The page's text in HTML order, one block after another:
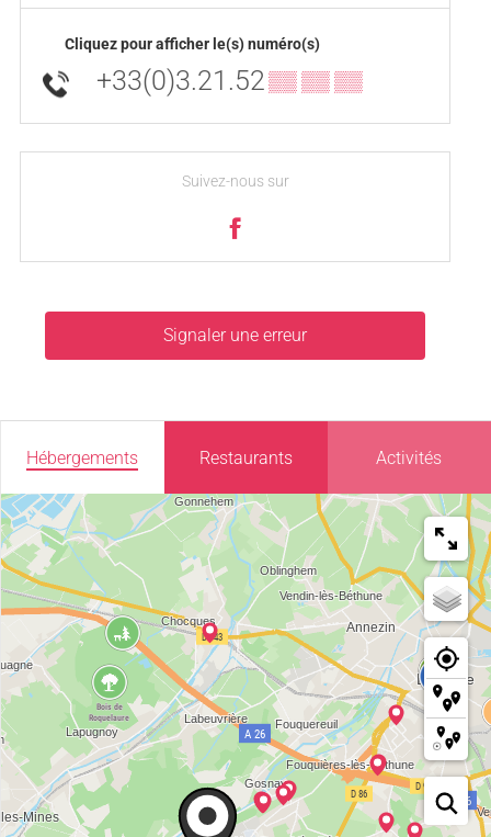
Cliquez pour afficher le(s) numéro(s)
+33(0)3.21.52▒▒ ▒▒ ▒▒
Suivez-nous sur
Signaler une erreur
Hébergements Restaurants Activités